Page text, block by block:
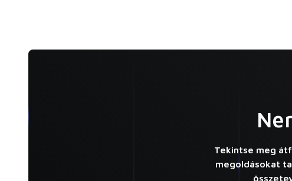
Tekintse meg
megoldásokat